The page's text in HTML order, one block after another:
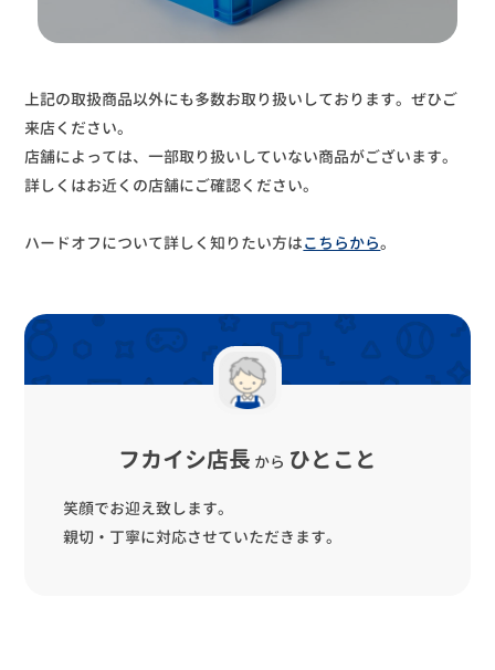
上記の取扱商品以外にも多数お取り扱いしております。ぜひご
来店ください。
店舗によっては、一部取り扱いしていない商品がございます。
詳しくはお近くの店舗にご確認ください。
ハードオフについて詳しく知りたい方はこちらから。
フカイシ店長 から ひとこと
笑顔でお迎え致します。
親切・丁寧に対応させていただきます。